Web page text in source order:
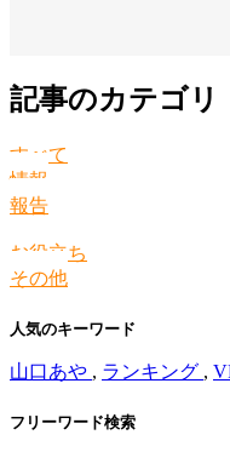
記事のカテゴリ
すべて
情報
報告
お役立ち
その他
人気のキーワード
山口あや , ランキング ,
フリーワード検索